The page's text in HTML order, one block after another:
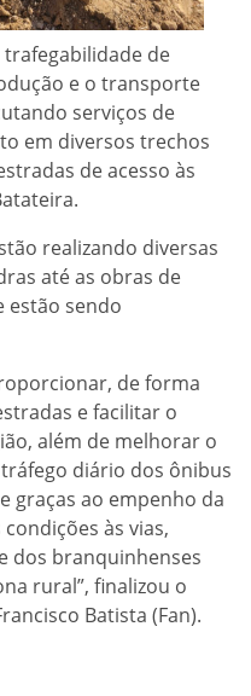
de
e o transporte
serviços de
em diversos trechos
de acesso às
realizando diversas
até as obras de
estão sendo
de forma
e facilitar o
além de melhorar o
diário dos ônibus
graças ao empenho da
às vias,
dos branquinhenses
rural”, finalizou o
Batista (Fan).